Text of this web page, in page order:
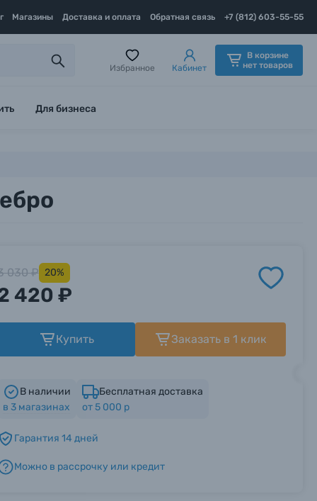
Магазины Доставка и оплата Обратная связь +7 (812) 603-55-55
Избранное Кабинет
В корзине
нет товаров
Для бизнеса
030 ₽ 20%
420 ₽
Купить Заказать в 1 клик
В наличии
в 3магазинах
Бесплатная доставка
от 5 000 р
Гарантия 14 дней
Можно в рассрочку или кредит